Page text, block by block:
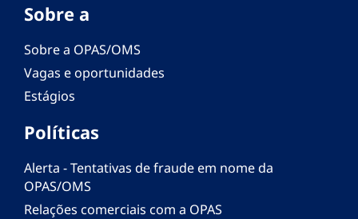
Sobre a
Sobre a OPAS/OMS
Vagas e oportunidades
Estágios
Políticas
Alerta - Tentativas de fraude em nome da
OPAS/OMS
Relações comerciais com a OPAS